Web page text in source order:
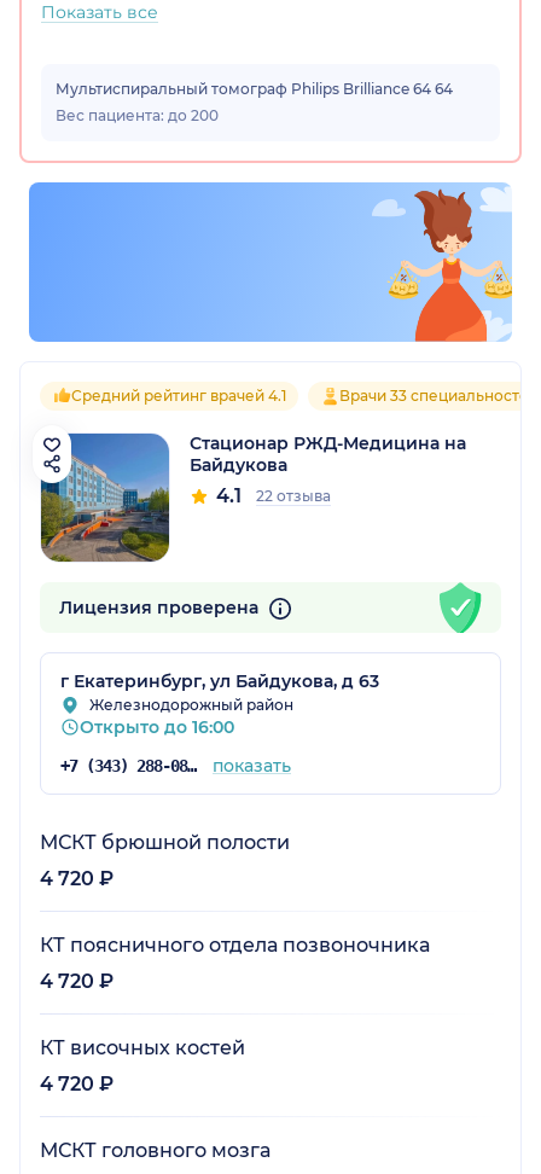
Показать все
Мультиспиральный томограф Philips Brilliance 64 64
Вес пациента: до 200
Средний рейтинг врачей 4.1 Врачи 33 специальностей
Стационар РЖД-Медицина на
Байдукова
4.1 22 отзыва
Лицензия проверена
г Екатеринбург, ул Байдукова, д 63
Железнодорожный район
Открыто до 16:00
+7 (343) 288-08-21 показать
МСКТ брюшной полости
4 720 ₽
КТ поясничного отдела позвоночника
4 720 ₽
КТ височных костей
4 720 ₽
МСКТ головного мозга